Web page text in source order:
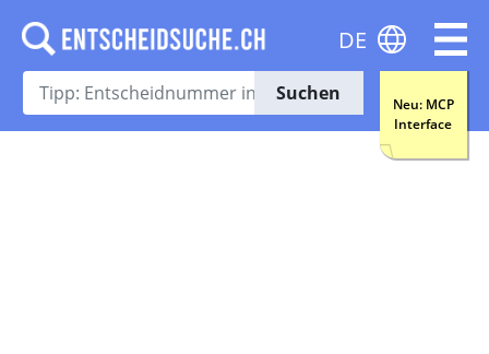
Suchen
Neu: MCP
Interface
DE